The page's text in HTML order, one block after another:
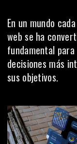
En un mundo
web se ha
fundamental
decisiones más
sus objetivos.